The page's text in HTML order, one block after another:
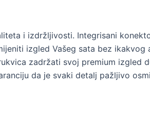
i izdržljivosti. Integrisani
izgled Vašeg sata bez ikakvog
zadržati svoj premium izgled
da je svaki detalj pažljivo